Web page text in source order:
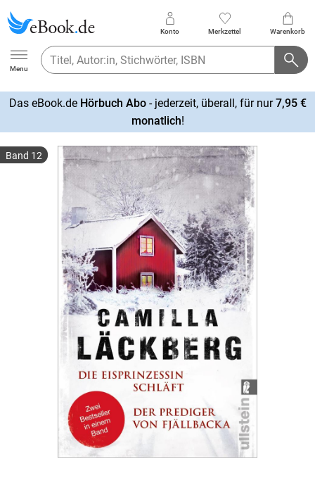
Ebook.de
Menu
Konto Merkzettel Warenkorb
Das eBook.de Hörbuch Abo- jederzeit, überall, für nur7,95 €
monatlich!
Band 12